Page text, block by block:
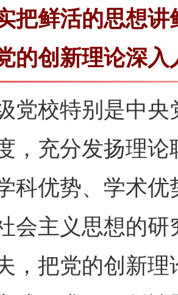
鲜活的思想讲
的创新理论深入
校特别是中央
，充分发扬理
科优势、学术
会主义思想的
，把党的创新